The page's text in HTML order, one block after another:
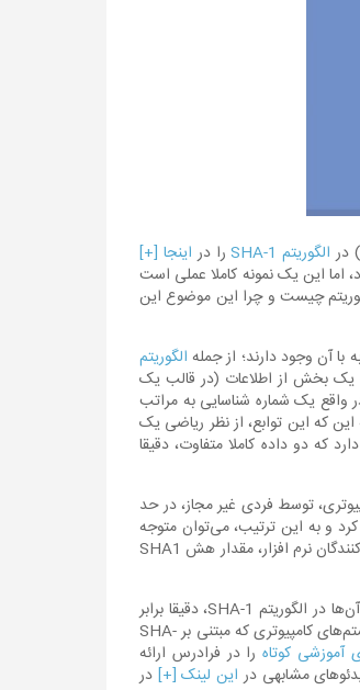
الگوریتم SHA-1 را در اینجا [+]
اما این یک نمونه کاملا عملی است
چیست و چرا این موضوع این
آن وجود دارند؛ از جمله الگوریتم
یک بخش از اطلاعات (در قالب یک
می‌کنند. به این ترتیب، در واقع یک شماره شناسایی به مراتب
که این توابع، از نظر ریاضی یک
دو داده کاملا متفاوت، دقیقا
توسط فردی غیر مجاز، در حد
و به این ترتیب، می‌توان متوجه
شد که این فایل، با نسخه اصلی متفاوت است. به همین دلیل است که برخی ناشرین دیجیتال و تولید کنندگان نرم افزار، مقدار هش SHA1
حال مشخص شده است که با یک کامپیوتر تقریبا معمولی، می‌توان دو فایل ایجاد کرد که مقدار هش آن‌ها در الگوریتم SHA-1، دقیقا برابر
است. به این ترتیب، هکرها و برنامه‌های مخرب، این امکان را دارند که انواع سوء استفاده‌ها را در سیستم‌های کامپیوتری که مبتنی بر SHA-
آموزشی کوتاهرا در فرادرس ارائه
مشابهی در این لینک [+] در